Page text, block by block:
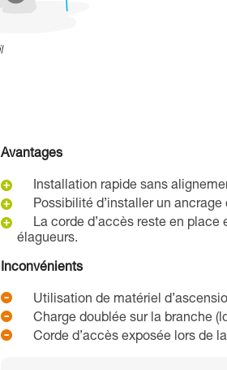
Avantages
Installation rapide sans
Possibilité d’installer un ancrage
La corde d’accès reste en
élagueurs.
Inconvénients
Utilisation de matériel
Charge doublée sur la branche
Corde d’accès exposée lors de